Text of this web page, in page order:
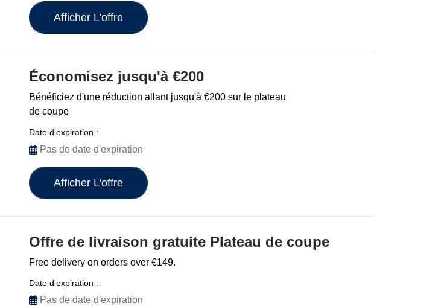
Afficher L'offre
Économisez jusqu'à €200
Bénéficiez d'une réduction allant jusqu'à €200 sur le plateau
de coupe
Date d'expiration :
Pas de date d'expiration
Afficher L'offre
Offre de livraison gratuite Plateau de coupe
Free delivery on orders over €149.
Date d'expiration :
Pas de date d'expiration